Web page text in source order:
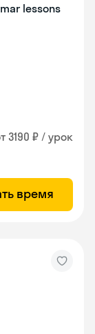
lessons
3190 ₽ / урок
время